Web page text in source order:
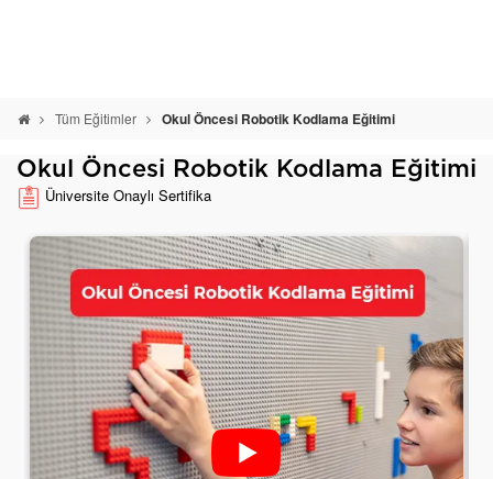
Tüm Eğitimler Okul Öncesi Robotik Kodlama Eğitimi
Okul Öncesi Robotik Kodlama Eğitimi
Üniversite Onaylı Sertifika